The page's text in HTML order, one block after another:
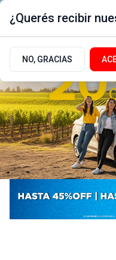
¿Querés recibir
NO, GRACIAS